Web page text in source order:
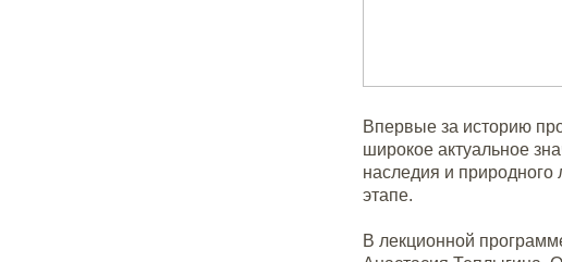
Впервые за историю
широкое актуальное
наследия и природного
этапе.
В лекционной